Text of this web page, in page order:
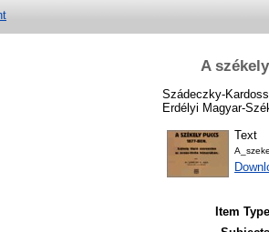
A
Szádeczky-
Erdélyi Magyar-
Text
Item